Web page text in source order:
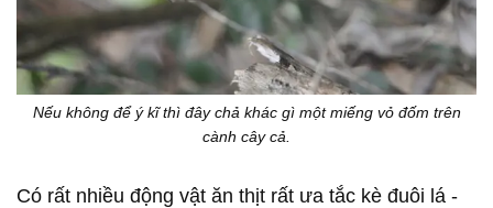
Nếu không để ý kĩ thì đây chả khác gì một miếng vỏ đốm trên
cành cây cả.
Có rất nhiều động vật ăn thịt rất ưa tắc kè đuôi lá -